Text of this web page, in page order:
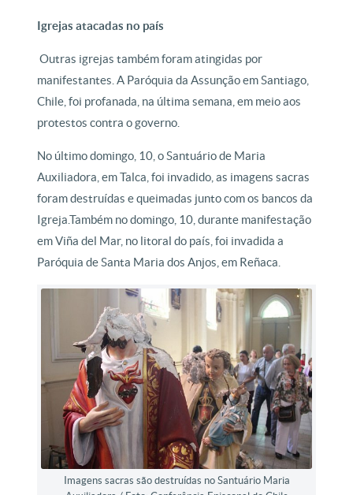
Igrejas atacadas no país
Outras igrejas também foram atingidas por
manifestantes. A Paróquia da Assunção em Santiago,
Chile, foi profanada, na última semana, em meio aos
protestos contra o governo.
No último domingo, 10, o Santuário de Maria
Auxiliadora, em Talca, foi invadido, as imagens sacras
foram destruídas e queimadas junto com os bancos da
Igreja.Também no domingo, 10, durante manifestação
em Viña del Mar, no litoral do país, foi invadida a
Paróquia de Santa Maria dos Anjos, em Reñaca.
Imagens sacras são destruídas no Santuário Maria